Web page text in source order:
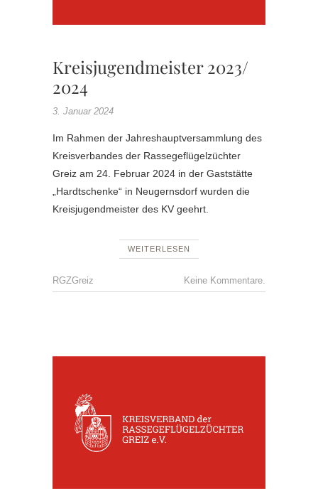
Kreisjugendmeister 2023/
2024
3. Januar 2024
Im Rahmen der Jahreshauptversammlung des
Kreisverbandes der Rassegeflügelzüchter
Greiz am 24. Februar 2024 in der Gaststätte
„Hardtschenke“ in Neugernsdorf wurden die
Kreisjugendmeister des KV geehrt.
WEITERLESEN
RGZGreiz Keine Kommentare.